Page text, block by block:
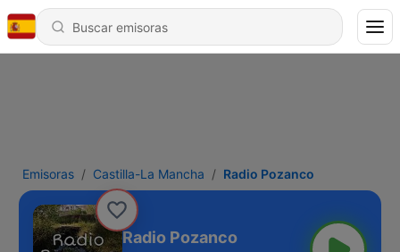
Emisoras Castilla-La Mancha Radio Pozanco
Radio Pozanco